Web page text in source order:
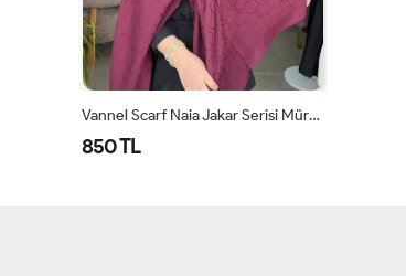
Vannel Scarf Naia Jakar Serisi Mürdüm
850 TL